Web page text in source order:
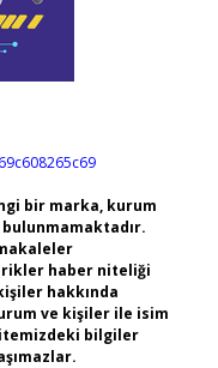
bir marka, kurum
haber niteliği
hakkında
ve kişiler ile isim
bilgiler